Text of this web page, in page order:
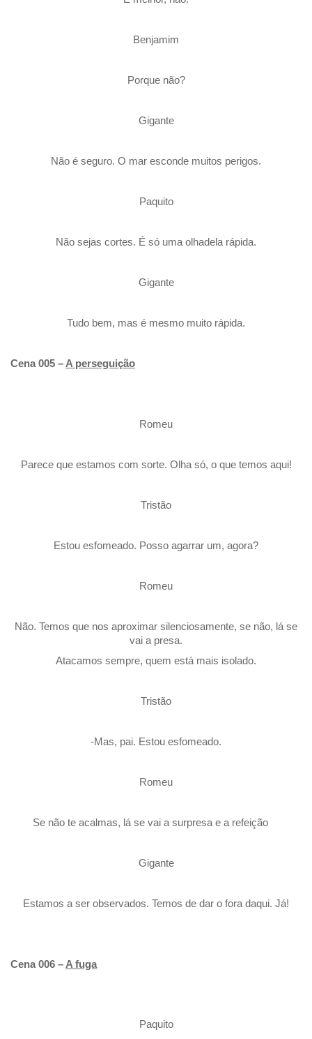
Benjamim
Porque não?
Gigante
Não é seguro. O mar esconde muitos perigos.
Paquito
Não sejas cortes. É só uma olhadela rápida.
Gigante
Tudo bem, mas é mesmo muito rápida.
Cena 005 – A perseguição
Romeu
Parece que estamos com sorte. Olha só, o que temos aqui!
Tristão
Estou esfomeado. Posso agarrar um, agora?
Romeu
Não. Temos que nos aproximar silenciosamente, se não, lá se
vai a presa.
Atacamos sempre, quem está mais isolado.
Tristão
-Mas, pai. Estou esfomeado.
Romeu
Se não te acalmas, lá se vai a surpresa e a refeição
Gigante
Estamos a ser observados. Temos de dar o fora daqui. Já!
Cena 006 – A fuga
Paquito